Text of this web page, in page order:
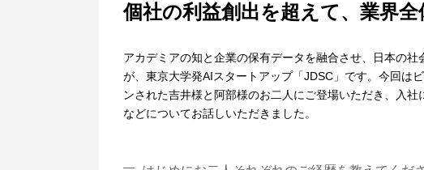
個社の利益創出を超えて、業界
アカデミアの知と企業の保有データを融合させ、日本の
が、東京大学発AIスタートアップ「JDSC」です。今回は
ンされた吉井様と阿部様のお二人にご登場いただき、入
などについてお話しいただきました。